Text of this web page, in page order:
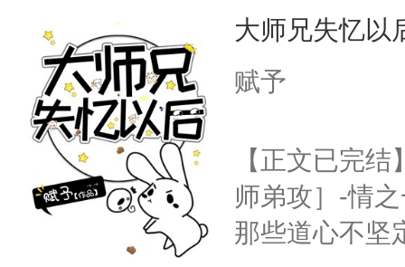
种威胁手段没
他是社恐，墨
不出去啊
他说：【您
年，存活下来
再说一遍。】
你，打他一
右脸欠踹$￥
前，抬手摸
句：“魂淡！
血：可爱，
阴恻恻的看着
大师兄失忆以
赋予
【正文已完
师弟攻］-情
那些道心不坚